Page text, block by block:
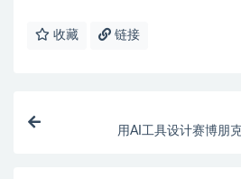
收藏 链接
用AI工具设计赛博朋